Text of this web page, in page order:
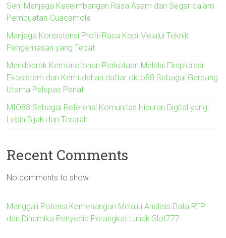
Seni Menjaga Keseimbangan Rasa Asam dan Segar dalam
Pembuatan Guacamole
Menjaga Konsistensi Profil Rasa Kopi Melalui Teknik
Pengemasan yang Tepat
Mendobrak Kemonotonan Perkotaan Melalui Eksplorasi
Ekosistem dan Kemudahan daftar okto88 Sebagai Gerbang
Utama Pelepas Penat
MIO88 Sebagai Referensi Komunitas Hiburan Digital yang
Lebih Bijak dan Terarah
Recent Comments
No comments to show.
Menggali Potensi Kemenangan Melalui Analisis Data RTP
dan Dinamika Penyedia Perangkat Lunak Slot777